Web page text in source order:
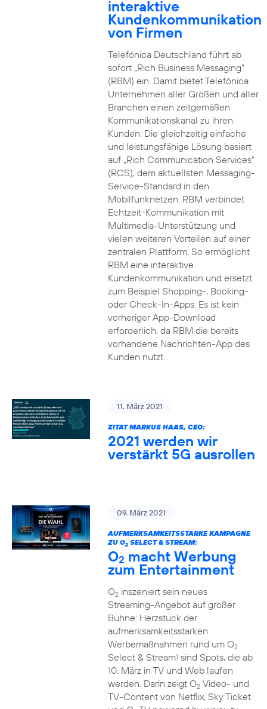
interaktive
Kundenkommunikation
von Firmen
Telefónica Deutschland führt ab
sofort „Rich Business Messaging“
(RBM) ein. Damit bietet Telefónica
Unternehmen aller Größen und aller
Branchen einen zeitgemäßen
Kommunikationskanal zu ihren
Kunden. Die gleichzeitig einfache
und leistungsfähige Lösung basiert
auf „Rich Communication Services“
(RCS), dem aktuellsten Messaging-
Service-Standard in den
Mobilfunknetzen. RBM verbindet
Echtzeit-Kommunikation mit
Multimedia-Unterstützung und
vielen weiteren Vorteilen auf einer
zentralen Plattform. So ermöglicht
RBM eine interaktive
Kundenkommunikation und ersetzt
zum Beispiel Shopping-, Booking-
oder Check-In-Apps. Es ist kein
vorheriger App-Download
erforderlich, da RBM die bereits
vorhandene Nachrichten-App des
Kunden nutzt.
11. März 2021
ZITAT MARKUS HAAS, CEO:
2021 werden wir
verstärkt 5G ausrollen
09. März 2021
AUFMERKSAMKEITSSTARKE KAMPAGNE
ZU O2SELECT & STREAM:
O2 macht Werbung
zum Entertainment
O2inszeniert sein neues
Streaming-Angebot auf großer
Bühne: Herzstück der
aufmerksamkeitsstarken
Werbemaßnahmen rund um O2
Select & Stream1 sind Spots, die ab
10. März in TV und Web laufen
werden. Darin zeigt O2Video- und
TV-Content von Netflix, Sky Ticket